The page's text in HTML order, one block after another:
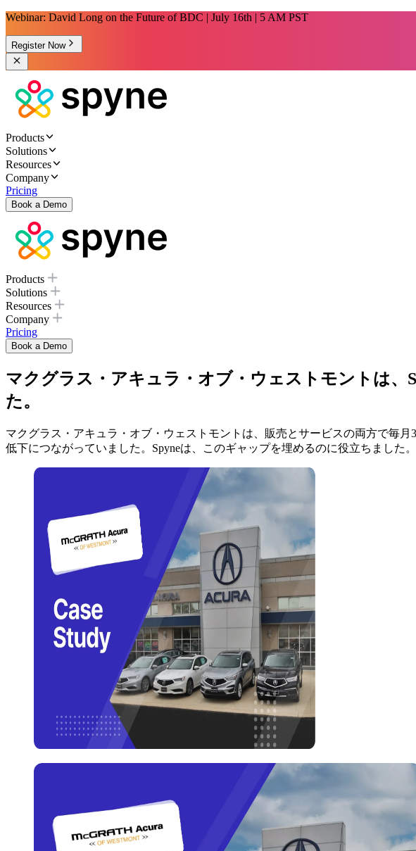
Webinar: David Long on the Future of BDC | July 16th | 5 AM PST
Register Now
Products
Solutions
Resources
Company
Pricing
Book a Demo
Products
Solutions
Resources
Company
Pricing
Book a Demo
マクグラス・アキュラ・オブ・ウェストモントは、
た。
マクグラス・アキュラ・オブ・ウェストモントは、販売とサービスの両方で毎
低下につながっていました。Spyneは、このギャップを埋めるのに役立ちました。